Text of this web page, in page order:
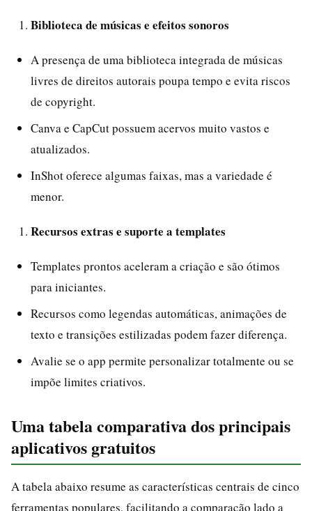
Biblioteca de músicas e efeitos sonoros
A presença de uma biblioteca integrada de músicas
livres de direitos autorais poupa tempo e evita riscos
de copyright.
Canva e CapCut possuem acervos muito vastos e
atualizados.
InShot oferece algumas faixas, mas a variedade é
menor.
Recursos extras e suporte a templates
Templates prontos aceleram a criação e são ótimos
para iniciantes.
Recursos como legendas automáticas, animações de
texto e transições estilizadas podem fazer diferença.
Avalie se o app permite personalizar totalmente ou se
impõe limites criativos.
Uma tabela comparativa dos principais
aplicativos gratuitos
A tabela abaixo resume as características centrais de cinco
ferramentas populares, facilitando a comparação lado a